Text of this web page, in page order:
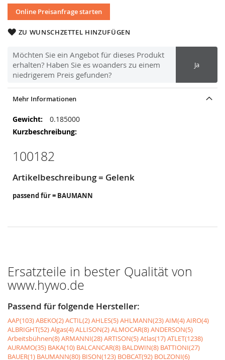
Online Preisanfrage starten
ZU WUNSCHZETTEL HINZUFÜGEN
Möchten Sie ein Angebot für dieses Produkt
erhalten? Haben Sie es woanders zu einem
niedrigerem Preis gefunden?
Ja
Mehr Informationen
Mehr
Informationen
0.185000
100182
Artikelbeschreibung = Gelenk
passend für = BAUMANN
Ersatzteile in bester Qualität von
www.hywo.de
Passend für folgende Hersteller:
AAP(103)ABEKO(2)ACTIL(2)AHLES(5)AHLMANN(23)AIM(4)AIRO(4)
ALBRIGHT(52)Algas(4)ALLISON(2)ALMOCAR(8)ANDERSON(5)
Arbeitsbühnen(8)ARMANNI(28)ARTISON(5)Atlas(17)ATLET(1238)
AURAMO(35) BAKA(10) BALCANCAR(8) BALDWIN(8) BATTIONI(27)
BAUER(1) BAUMANN(80) BISON(123) BOBCAT(92) BOLZONI(6)